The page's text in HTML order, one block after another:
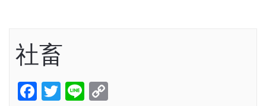
社畜
Facebook
Twitter
Line